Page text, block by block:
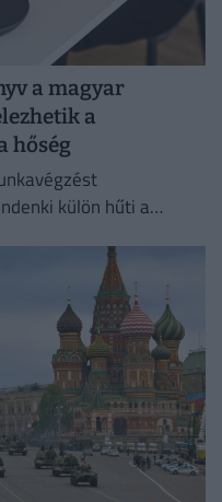
a magyar
a
hőség
külön hűti a
működik.